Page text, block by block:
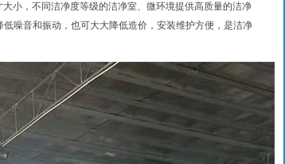
小，不同洁净度等级的洁净室、微环境提供高质量的洁净
噪音和振动，也可大大降低造价，安装维护方便，是洁净